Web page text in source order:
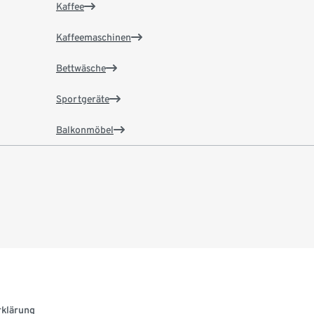
Kaffee
Kaffeemaschinen
Bettwäsche
Sportgeräte
Balkonmöbel